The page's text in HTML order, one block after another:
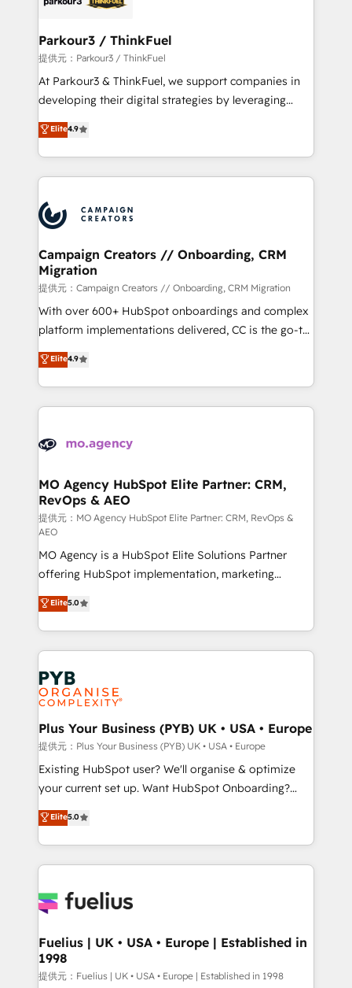
companies scale faster and smarter. 🔹 BOOMS:
Demand generation for all your buyers With BOOMS,
you invest in 100% of your buyers, accelerating your
growth and positioning yourself as an undisputed
transformation process A methodology designed to
implement HubSpot effectively and optimize your
record of business transformation, our growth-first
approach has helped brands dominate their
Parkour3 / ThinkFuel
提供元：Parkour3 / ThinkFuel
At Parkour3 & ThinkFuel, we support companies in
developing their digital strategies by leveraging
technologies and automating their marketing and
sales processes to generate growth. Our offer spans
from Strategy to Operations. We specialize in CRM
onboarding and implementation, web design, sales
extensive experience working with tech companies
and manufacturers since 2002, we are committed to
empowering our clients and developing their
autonomy. Get to grips with HubSpot through
guided implementation and seamless integration of
the CRM platform into your digital ecosystem. Would
you like support in deploying your inbound
to your needs and sales objectives. With 125+
certifications, we are part of the most certified
services are offered in both English & French.
Elite4.9
Campaign Creators // Onboarding, CRM
Migration
提供元：Campaign Creators // Onboarding, CRM Migration
With over 600+ HubSpot onboardings and complex
platform implementations delivered, CC is the go-to
Elite Solutions Partner for businesses ready to
migrate, replatform, and scale smarter. We specialize
in high-impact CRM and CMS migrations and
onboarding from platforms like Salesforce, NetSuite,
WordPress and legacy CRMs, turning fragmented
architectures that accelerate revenue operations and
performance. - Multi-object CRM migration, cleanup,
and implementation. - Pre-built and custom
integrations across your full tech stack. - Custom
object setup, CMS builds, and full-funnel automation.
- Dashboards, lifecycle campaigns, and lead
nurturing sequences. - Cross-hub setup across
Marketing, Sales, Operations, and Service Hubs. -
Ongoing optimization, managed support, and
scalable retainers. Let’s make HubSpot your most
powerful growth engine. Built to convert, scale, and
drive results.
Elite4.9
MO Agency HubSpot Elite Partner: CRM,
RevOps & AEO
提供元：MO Agency HubSpot Elite Partner: CRM, RevOps &
AEO
MO Agency is a HubSpot Elite Solutions Partner
offering HubSpot implementation, marketing
automation, CRM and RevOps consulting, data
architecture, sales enablement, lifecycle automation,
lead scoring and revenue reporting. HubSpot,
Salesforce and integrated enterprise stacks. Digital
Marketing, Answer Engine Optimisation, and
Generative Engine Optimisation (AI Search),
HubSpot Content Hub, WordPress development,
B2B SEO, paid media, and content. We work with
enterprise and growth-led companies across
technology, professional services, financial services
and industrial sectors. Offices in Johannesburg, Cape
implementations delivered. AI visibility coverage
across ChatGPT, Claude, Perplexity, Gemini and
Innovation HubSpot Impact Award - Platform
Migration Excellence HubSpot Impact Award -
professionals.
Elite5.0
Plus Your Business (PYB) UK • USA • Europe
提供元：Plus Your Business (PYB) UK • USA • Europe
Existing HubSpot user? We'll organise & optimize
your current set up. Want HubSpot Onboarding?
We'll customise your CRM & automate your business
processes. Welcome to our Profile! We can help
with... • CRM implementation, reports & workflows,
and team training • CRM migration: Salesforce,
Custom API integrations & ERP systems inc. SAP and
super skilled members) • 150+ Clients for Sales Hub,
Marketing Hub, Service Hub, Data Hub and Website
(CMS) • ISO/IEC 27001:2022, ISO 9001:2015 and
Elite5.0
Fuelius | UK • USA • Europe | Established in
1998
提供元：Fuelius | UK • USA • Europe | Established in 1998